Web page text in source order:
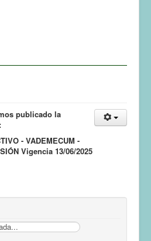
publicado la
- VADEMECUM -
Vigencia 13/06/2025